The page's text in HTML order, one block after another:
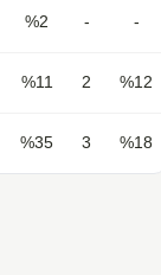
%2 - -
%11 2 %12
%35 3 %18